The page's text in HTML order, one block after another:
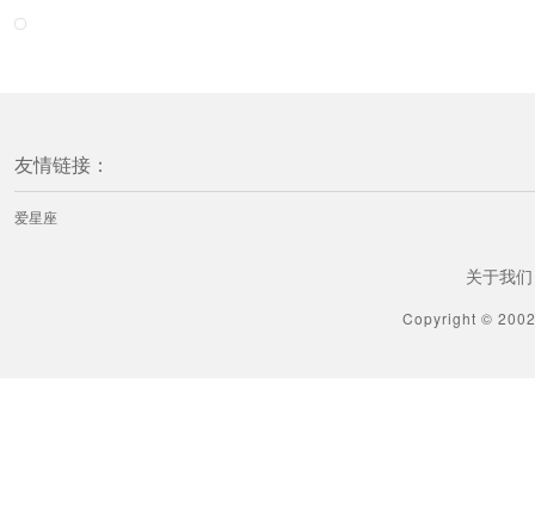
友情链接：
爱星座
关于我们
Copyright ©